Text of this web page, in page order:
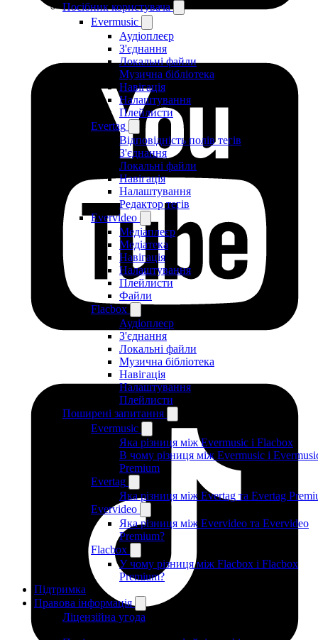
Посібник користувача
Evermusic
Аудіоплеєр
З'єднання
Локальні файли
Музична бібліотека
Навігація
Налаштування
Плейлисти
Evertag
Відповідність полів тегів
З'єднання
Локальні файли
Навігація
Налаштування
Редактор тегів
Evervideo
Медіаплеєр
Медіатека
Навігація
Налаштування
Плейлисти
Файли
Flacbox
Аудіоплеєр
З'єднання
Локальні файли
Музична бібліотека
Навігація
Налаштування
Плейлисти
Поширені запитання
Evermusic
Яка різниця між Evermusic і Flacbox
В чому різниця між Evermusic і
Premium
Evertag
Яка різниця між Evertag та Evertag
Evervideo
Яка різниця між Evervideo та Evervideo
Premium?
Flacbox
У чому різниця між Flacbox і Flacbox
Premium?
Підтримка
Правова інформація
Ліцензійна угода